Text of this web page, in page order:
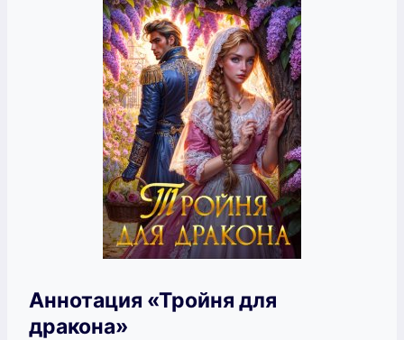
Аннотация «Тройня для
дракона»